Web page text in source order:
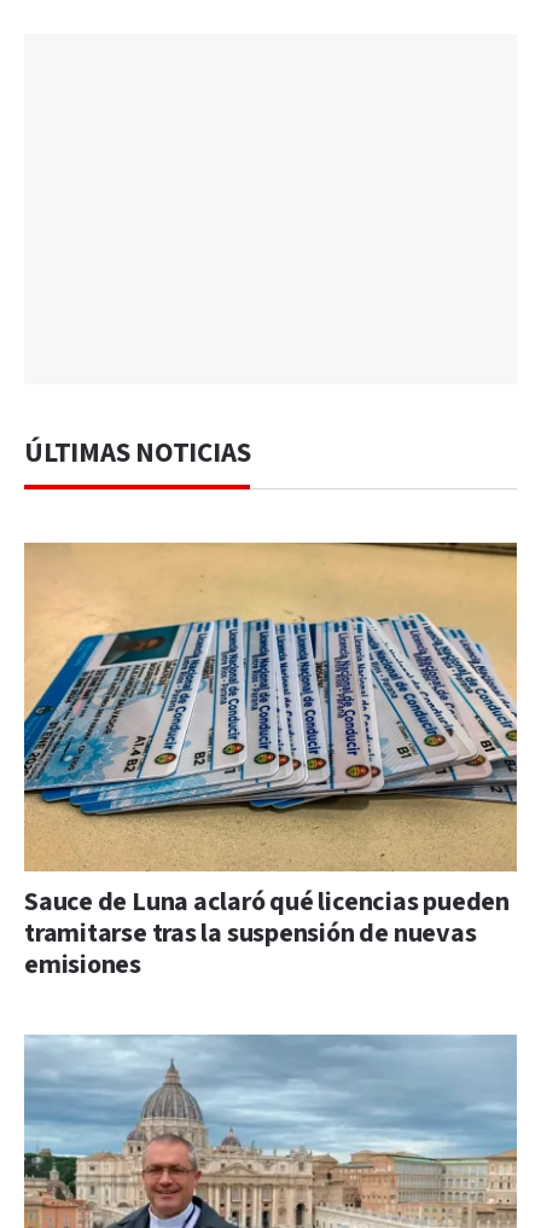
ÚLTIMAS NOTICIAS
Sauce de Luna aclaró qué licencias pueden
tramitarse tras la suspensión de nuevas
emisiones